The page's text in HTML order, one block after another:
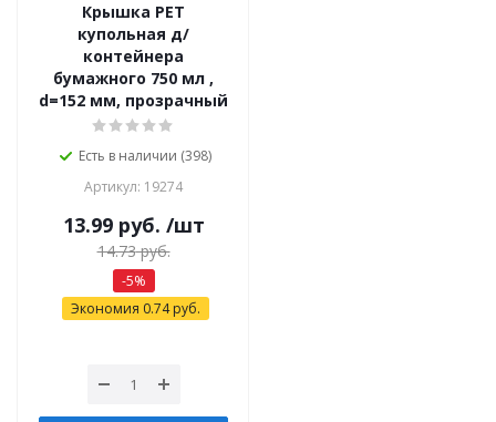
Крышка PET
купольная д/
контейнера
бумажного 750 мл ,
d=152 мм, прозрачный
Есть в наличии (398)
Артикул: 19274
13.99руб. /шт
14.73руб.
-5%
Экономия 0.74руб.